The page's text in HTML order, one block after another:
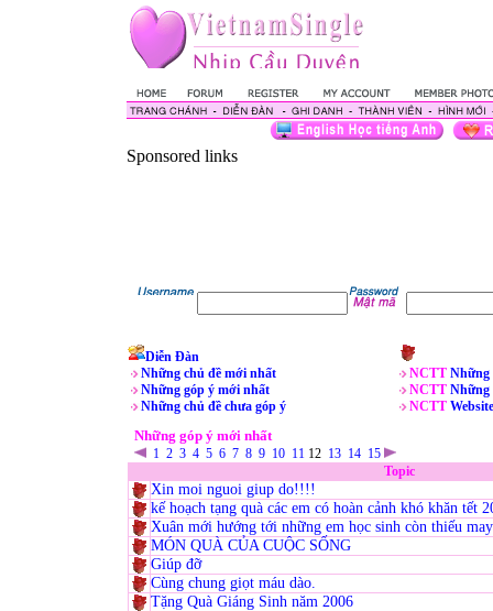
Sponsored links
Diễn Đàn
Những chủ đề mới nhất
Những góp ý mới nhất
Những chủ đề chưa góp ý
NCTT Những
NCTT Những
NCTT Website
Những góp ý mới nhất
1 2 3 4 5 6 7 8 9 10 11 12 13 14 15
Topic
Xin moi nguoi giup do!!!!
kế hoạch tạng quà các em có hoàn cảnh khó khăn tết
Xuân mới hướng tới những em học sinh còn thiếu
MÓN QUÀ CỦA CUỘC SỐNG
Giúp đỡ
Cùng chung giọt máu dào.
Tặng Quà Giáng Sinh năm 2006